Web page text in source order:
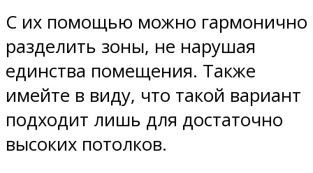
С их помощью можно гармонично
разделить зоны, не нарушая
единства помещения. Также
имейте в виду, что такой вариант
подходит лишь для достаточно
высоких потолков.